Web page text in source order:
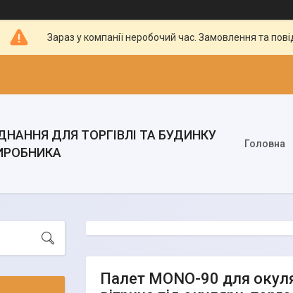
Зараз у компанії неробочий час. Замовлення та
ДЛЯ ТОРГІВЛІ ТА БУДИНКУ
Головна
Палет MONO-90 для